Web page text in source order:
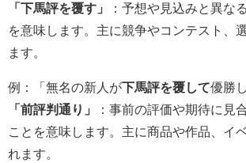
「下馬評を覆す」
：予想や見込みと異な
を意味します。主に競争やコンテスト、
ます。
例：「無名の新人が下馬評を覆して優勝
「前評判通り」
：事前の評価や期待に見
ことを意味します。主に商品や作品、イ
れます。